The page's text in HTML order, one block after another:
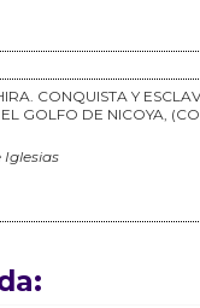
CONQUISTA Y
GOLFO DE NICOYA,
Iglesias